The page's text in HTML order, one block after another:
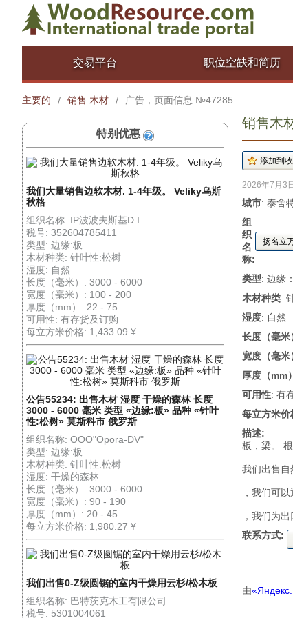
交易平台 职位空缺和简历
主要的 / 销售 木材 / 广告，页面信息 №47285
特别优惠
我们大量销售边软木材. 1-4年级。 Veliky乌斯
秋格
组织名称: IP波波夫斯基D.I.
税号: 352604785411
类型: 边缘:板
木材种类: 针叶性:松树
湿度: 自然
长度（毫米）: 3000 - 6000
宽度（毫米）: 100 - 200
厚度（mm）: 22 - 75
可用性: 有存货及订购
每立方米价格: 1,433.09 ¥
公告55234: 出售木材 湿度 干燥的森林 长度
3000 - 6000 毫米 类型 «边缘:板» 品种 «针叶
性:松树» 莫斯科市 俄罗斯
组织名称: OOO"Opora-DV"
类型: 边缘:板
木材种类: 针叶性:松树
湿度: 干燥的森林
长度（毫米）: 3000 - 6000
宽度（毫米）: 90 - 190
厚度（mm）: 20 - 45
每立方米价格: 1,980.27 ¥
我们出售0-Z级圆锯的室内干燥用云杉/松木板
组织名称: 巴特茨克木工有限公司
税号: 5301004061
销售木
2026年7月3
城市: 泰舍
组
织
名
称:
扬名立
类型: 边缘
木材种类:
湿度: 自然
长度（毫米
宽度（毫米
厚度（mm）
可用性: 有
每立方米价
描述:
板，梁。
我们出售自
，我们可
，我们为
联系方式:
由